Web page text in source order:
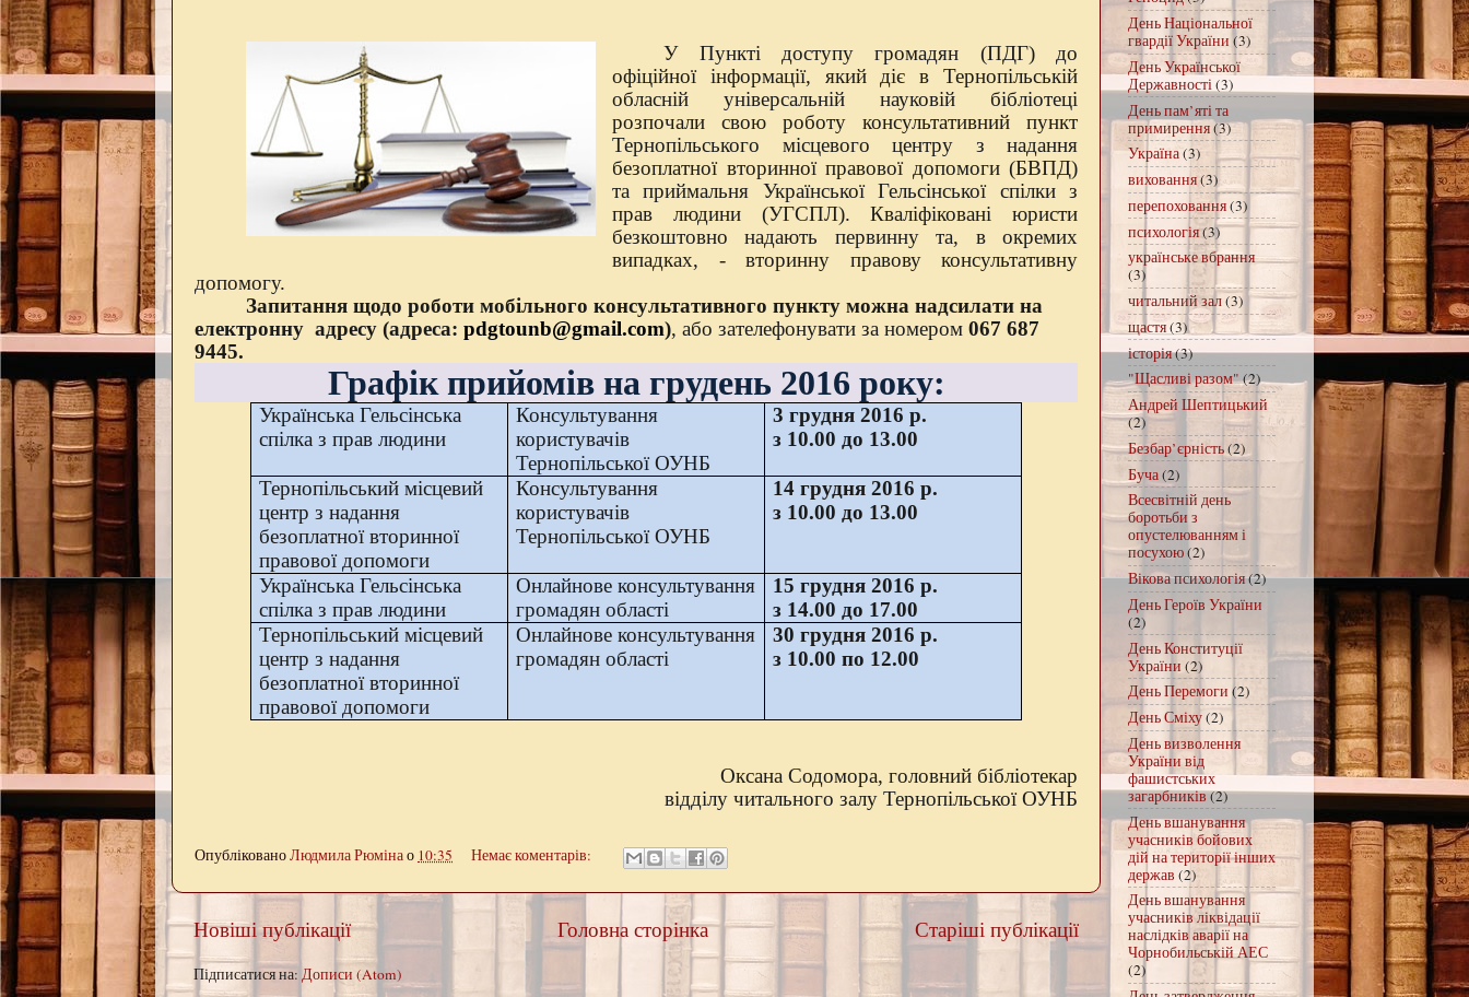
У Пункті доступу громадян (ПДГ) до
офіційної інформації, який діє в Тернопільській
обласній універсальній науковій бібліотеці
розпочали свою роботу консультативний пункт
Тернопільського місцевого центру з надання
безоплатної вторинної правової допомоги (БВПД)
та приймальня Української Гельсінської спілки з
прав людини (УГСПЛ). Кваліфіковані юристи
безкоштовно надають первинну та, в окремих
випадках, - вторинну правову консультативну
допомогу.
Запитання щодо роботи мобільного консультативного пункту можна надсилати на
електронну адресу (адреса: pdgtounb@gmail.com), або зателефонувати за номером 067 687
9445.
Графік прийомів на грудень 2016 року:
Українська Гельсінська
спілка з прав людини
Консультування
користувачів
Тернопільської ОУНБ
3 грудня 2016 р.
з 10.00 до 13.00
Тернопільський місцевий
центр з надання
безоплатної вторинної
правової допомоги
Консультування
користувачів
Тернопільської ОУНБ
14 грудня 2016 р.
з 10.00 до 13.00
Українська Гельсінська
спілка з прав людини
Онлайнове консультування
громадян області
15 грудня 2016 р.
з 14.00 до 17.00
Тернопільський місцевий
центр з надання
безоплатної вторинної
правової допомоги
Онлайнове консультування
громадян області
30 грудня 2016 р.
з 10.00 по 12.00
Оксана Содомора, головний бібліотекар
відділу читального залу Тернопільської ОУНБ
ОпублікованоЛюдмила Рюмінао 10:35 Немає коментарів:
Новіші публікації Старіші публікації
Головна сторінка
Підписатися на: Дописи (Atom)
День Національної
гвардії України (3)
День Української
Державності(3)
День пам’яті та
примирення(3)
Україна(3)
виховання(3)
перепоховання(3)
психологія(3)
українське вбрання
(3)
читальний зал(3)
щастя(3)
історія(3)
"Щасливі разом"(2)
Андрей Шептицький
(2)
Безбар’єрність(2)
Буча(2)
Всесвітній день
боротьби з
опустелюванням і
посухою(2)
Вікова психологія(2)
День Героїв України
(2)
День Конституції
України (2)
День Перемоги (2)
День Сміху(2)
День визволення
України від
фашистських
загарбників(2)
День вшанування
учасників бойових
дій на території інших
держав (2)
День вшанування
учасників ліквідації
наслідків аварії на
Чорнобильській АЕС
(2)